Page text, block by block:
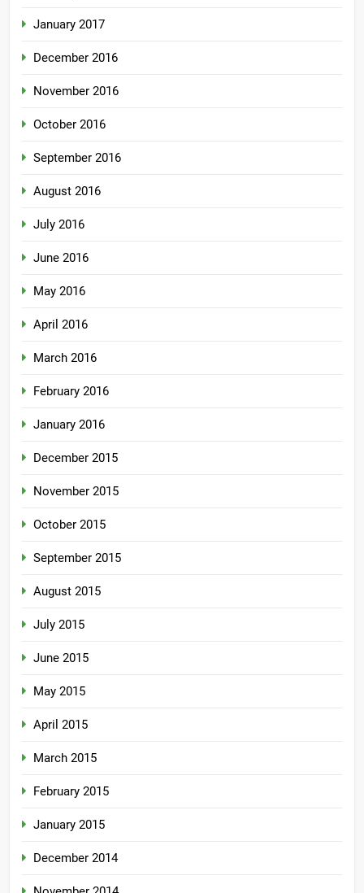
January 2017
December 2016
November 2016
October 2016
September 2016
August 2016
July 2016
June 2016
May 2016
April 2016
March 2016
February 2016
January 2016
December 2015
November 2015
October 2015
September 2015
August 2015
July 2015
June 2015
May 2015
April 2015
March 2015
February 2015
January 2015
December 2014